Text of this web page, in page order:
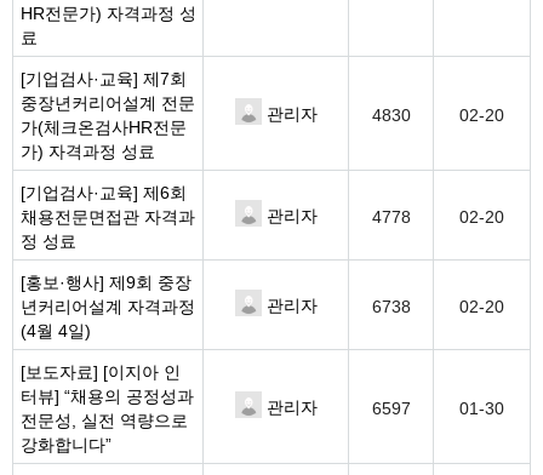
HR전문가) 자격과정 성
료
[기업검사·교육] 제7회
중장년커리어설계 전문
가(체크온검사HR전문
가) 자격과정 성료
관리자 4830 02-20
[기업검사·교육] 제6회
채용전문면접관 자격과
정 성료
관리자 4778 02-20
[홍보·행사] 제9회 중장
년커리어설계 자격과정
(4월 4일)
관리자 6738 02-20
[보도자료] [이지아 인
터뷰] “채용의 공정성과
전문성, 실전 역량으로
강화합니다”
관리자 6597 01-30